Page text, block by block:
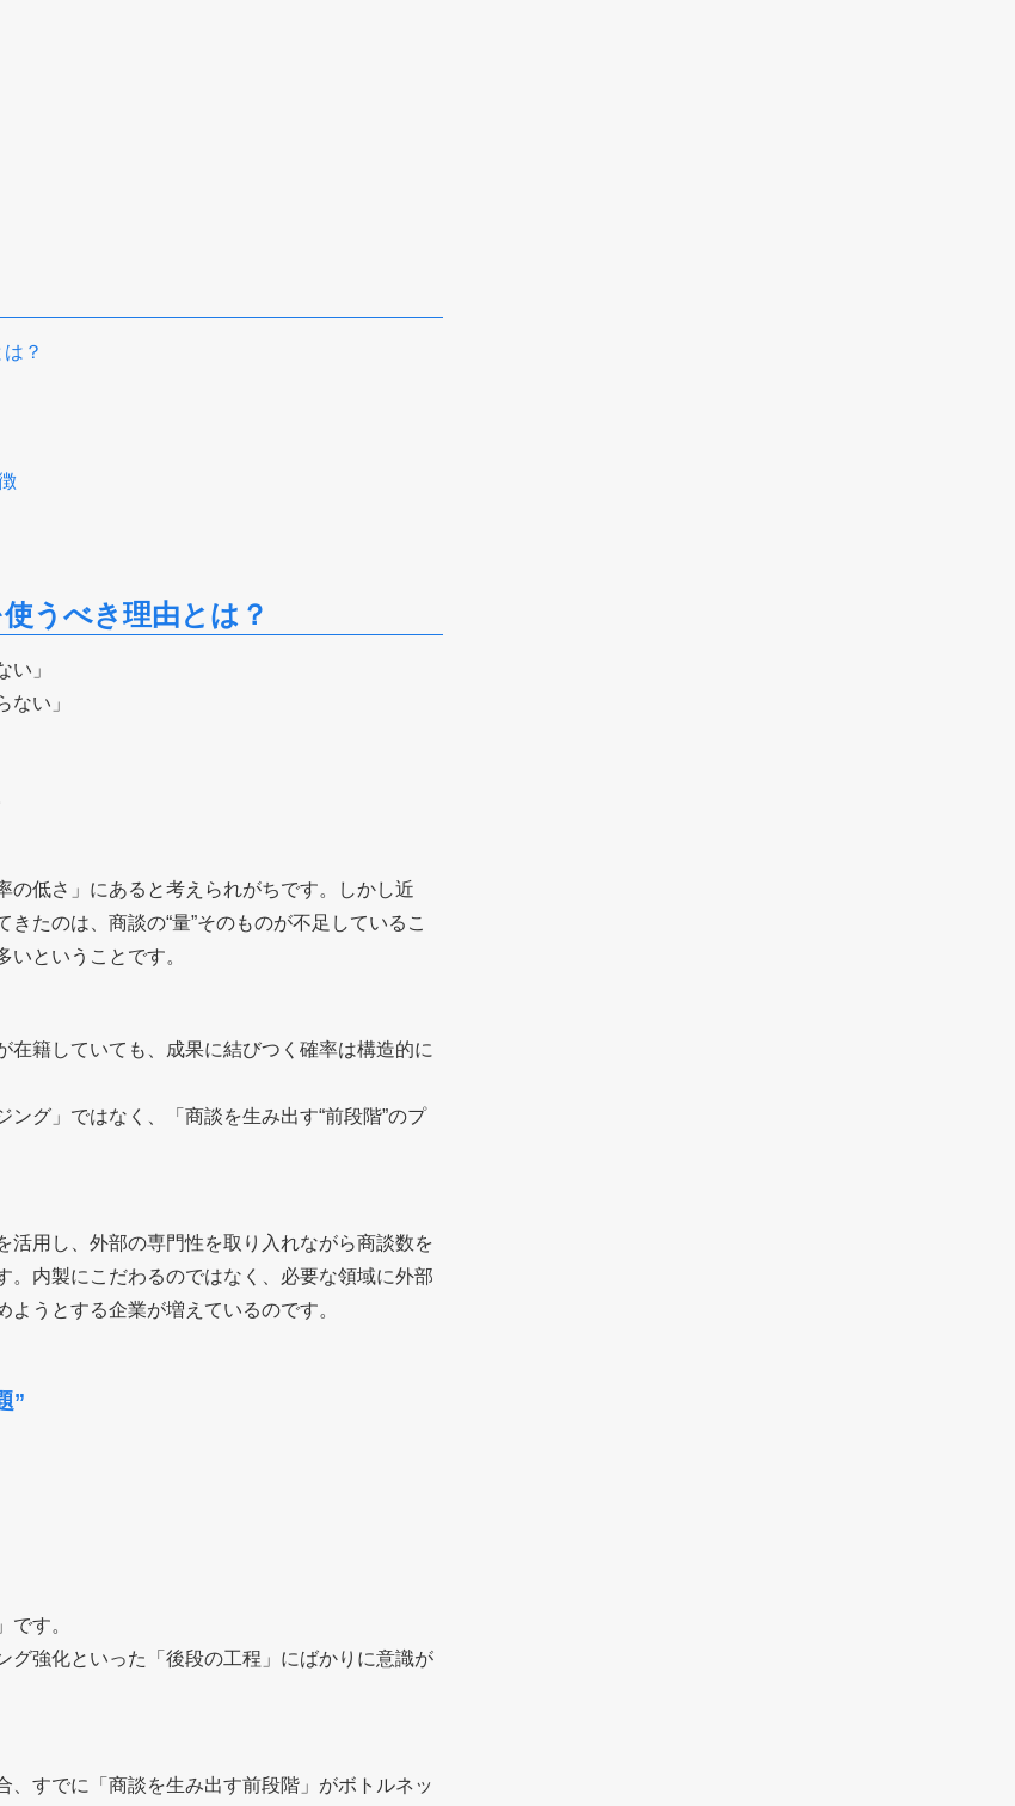
？
うべき理由とは？
い」
ない」
の低さ」にあると考えられがちです。しかし近
たのは、商談の“量”そのものが不足しているこ
ということです。
籍していても、成果に結びつく確率は構造的に
グ」ではなく、「商談を生み出す“前段階”のプ
活用し、外部の専門性を取り入れながら商談数を
内製にこだわるのではなく、必要な領域に外部
うとする企業が増えているのです。
”
です。
グ強化といった「後段の工程」にばかりに意識が
すでに「商談を生み出す前段階」がボトルネッ